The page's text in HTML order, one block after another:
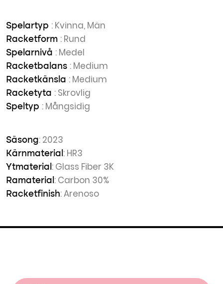
Spelartyp : Kvinna, Män
Racketform : Rund
Spelarnivå : Medel
Racketbalans : Medium
Racketkänsla : Medium
Racketyta : Skrovlig
Speltyp : Mångsidig
Säsong: 2023
Kärnmaterial : HR3
Ytmaterial : Glass Fiber 3K
Ramaterial : Carbon 30%
Racketfinish: Arenoso